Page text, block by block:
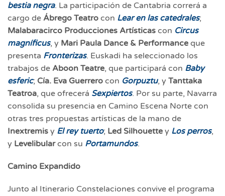
bestia negra. La participación de Cantabria correrá a
cargo de Ábrego Teatro con Lear en las catedrales;
Malabaracirco Producciones Artísticas con Circus
magníficus, y Mari Paula Dance & Performance que
presenta Fronterizas. Euskadi ha seleccionado los
trabajos de Aboon Teatre, que participará con Baby
esferic; Cía. Eva Guerrero con Gorpuztu, y Tanttaka
Teatroa, que ofrecerá Sexpiertos. Por su parte, Navarra
consolida su presencia en Camino Escena Norte con
otras tres propuestas artísticas de la mano de
Inextremis y El rey tuerto; Led Silhouette y Los perros,
y Levelibularcon su Portamundos.
Camino Expandido
Junto al Itinerario Constelaciones convive el programa